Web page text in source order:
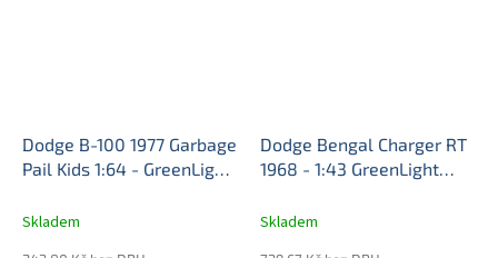
Dodge B-100 1977 Garbage
Pail Kids 1:64 - GreenLight
Kids - kovový model auta
Skladem
Dodge Bengal Charger RT
1968 - 1:43 GreenLight
kovový model auta
Skladem